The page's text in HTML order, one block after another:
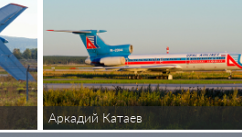
Аркадий Катаев